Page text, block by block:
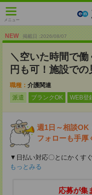
メニュー
NEW 掲載日 :2026/08/07
＼空いた時間で
円も可！施設で
職種： 介護関連
派遣
ブランクOK WEB登
週1日～相談OK
フォローも手厚
▼日払い対応〇とにかくす
もっとみる
応募が集